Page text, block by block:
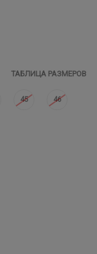
ТАБЛИЦА РАЗМЕРОВ
45 46